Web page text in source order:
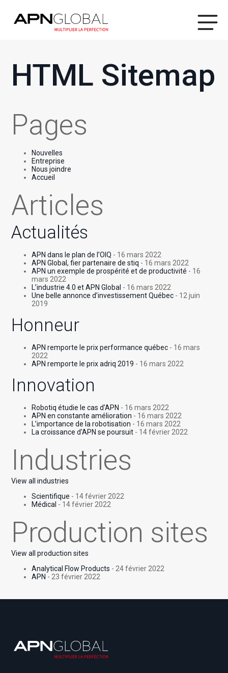
HTML Sitemap
Pages
Nouvelles
Entreprise
Nous joindre
Accueil
Articles
Actualités
APN dans le plan de l’OIQ - 16 mars 2022
APN Global, fier partenaire de stiq - 16 mars 2022
APN un exemple de prospérité et de productivité - 16
mars 2022
L’industrie 4.0 et APN Global - 16 mars 2022
Une belle annonce d’investissement Québec - 12 juin
2019
Honneur
APN remporte le prix performance québec - 16 mars
2022
APN remporte le prix adriq 2019 - 16 mars 2022
Innovation
Robotiq étudie le cas d’APN - 16 mars 2022
APN en constante amélioration - 16 mars 2022
L’importance de la robotisation - 16 mars 2022
La croissance d'APN se poursuit - 14 février 2022
Industries
View all industries
Scientifique - 14 février 2022
Médical - 14 février 2022
Production sites
View all production sites
Analytical Flow Products - 24 février 2022
APN - 23 février 2022